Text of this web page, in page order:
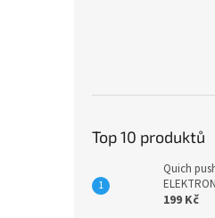
Top 10 produktů
Quich
199 Kč